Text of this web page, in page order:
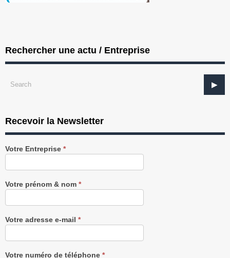
Rechercher une actu / Entreprise
Recevoir la Newsletter
Recevez
notre
gratuitement
Votre Entreprise *
Votre prénom & nom *
Votre adresse e-mail *
Votre numéro de téléphone *